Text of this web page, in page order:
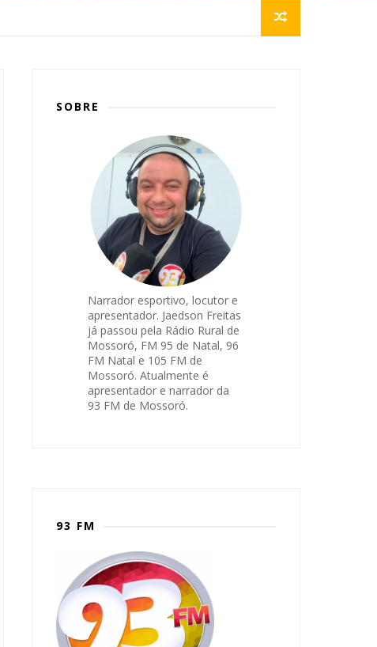
SOBRE
Narrador esportivo, locutor e
apresentador. Jaedson Freitas
já passou pela Rádio Rural de
Mossoró, FM 95 de Natal, 96
FM Natal e 105 FM de
Mossoró. Atualmente é
apresentador e narrador da
93 FM de Mossoró.
93 FM